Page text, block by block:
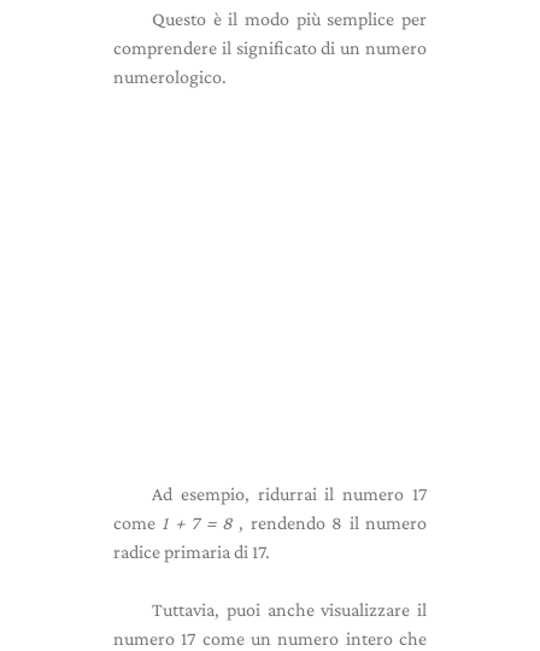
Questo è il modo più semplice per
comprendere il significato di un numero
numerologico.
Ad esempio, ridurrai il numero 17
come 1 + 7 = 8 , rendendo 8 il numero
radice primaria di 17.
Tuttavia, puoi anche visualizzare il
numero 17 come un numero intero che